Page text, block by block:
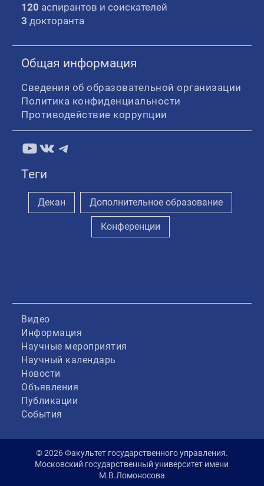
120 аспирантов и соискателей
3 докторанта
Общая информация
Сведения об образовательной организации
Политика конфиденциальности
Противодействие коррупции
YouTube
ВКонтакте
Telegram
Теги
Декан Дополнительное образование
Конференции
Видео
Информация
Научные мероприятия
Научный календарь
Новости
Объявления
Публикации
События
© 2026 Факультет государственного управления.
Московский государственный университет имени
М.В.Ломоносова